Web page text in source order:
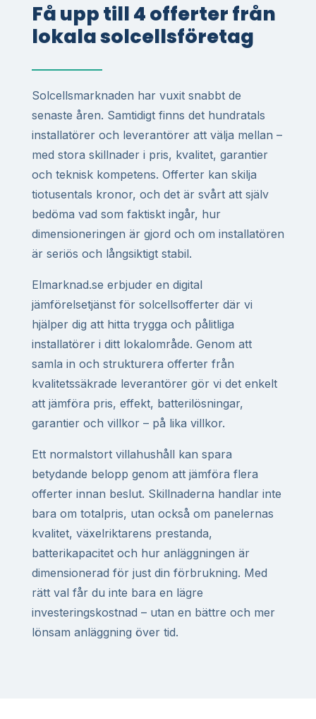
Få upp till 4 offerter från
lokala solcellsföretag
Solcellsmarknaden har vuxit snabbt de
senaste åren. Samtidigt finns det hundratals
installatörer och leverantörer att välja mellan –
med stora skillnader i pris, kvalitet, garantier
och teknisk kompetens. Offerter kan skilja
tiotusentals kronor, och det är svårt att själv
bedöma vad som faktiskt ingår, hur
dimensioneringen är gjord och om installatören
är seriös och långsiktigt stabil.
Elmarknad.se erbjuder en digital
jämförelsetjänst för solcellsofferter där vi
hjälper dig att hitta trygga och pålitliga
installatörer i ditt lokalområde. Genom att
samla in och strukturera offerter från
kvalitetssäkrade leverantörer gör vi det enkelt
att jämföra pris, effekt, batterilösningar,
garantier och villkor – på lika villkor.
Ett normalstort villahushåll kan spara
betydande belopp genom att jämföra flera
offerter innan beslut. Skillnaderna handlar inte
bara om totalpris, utan också om panelernas
kvalitet, växelriktarens prestanda,
batterikapacitet och hur anläggningen är
dimensionerad för just din förbrukning. Med
rätt val får du inte bara en lägre
investeringskostnad – utan en bättre och mer
lönsam anläggning över tid.